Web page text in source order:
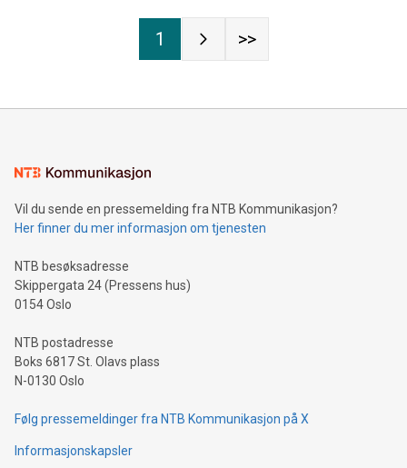
1 >>
Vil du sende en pressemelding fra NTB Kommunikasjon?
Her finner du mer informasjon om tjenesten
NTB besøksadresse
Skippergata 24 (Pressens hus)
0154 Oslo
NTB postadresse
Boks 6817 St. Olavs plass
N-0130 Oslo
Følg pressemeldinger fra NTB Kommunikasjon på X
Informasjonskapsler